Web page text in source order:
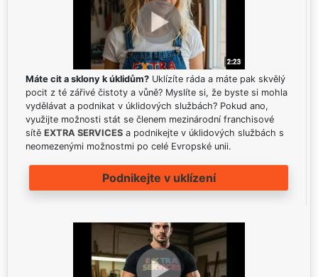
Máte cit a sklony k úklidům? Uklízíte ráda a máte pak skvělý
pocit z té zářivé čistoty a vůně? Myslíte si, že byste si mohla
vydělávat a podnikat v úklidových službách? Pokud ano,
využijte možnosti stát se členem mezinárodní franchisové
sítě EXTRA SERVICES a podnikejte v úklidových službách s
neomezenými možnostmi po celé Evropské unii.
Podnikejte v uklízení